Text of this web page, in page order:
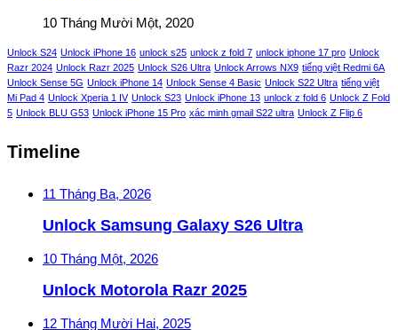
10 Tháng Mười Một, 2020
Unlock S24 Unlock iPhone 16 unlock s25 unlock z fold 7 unlock iphone 17 pro Unlock
Razr 2024 Unlock Razr 2025 Unlock S26 Ultra Unlock Arrows NX9 tiếng việt Redmi 6A
Unlock Sense 5G Unlock iPhone 14 Unlock Sense 4 Basic Unlock S22 Ultra tiếng việt
Mi Pad 4 Unlock Xperia 1 IV Unlock S23 Unlock iPhone 13 unlock z fold 6 Unlock Z Fold
5 Unlock BLU G53 Unlock iPhone 15 Pro xác minh gmail S22 ultra Unlock Z Flip 6
Timeline
11 Tháng Ba, 2026
Unlock Samsung Galaxy S26 Ultra
10 Tháng Một, 2026
Unlock Motorola Razr 2025
12 Tháng Mười Hai, 2025